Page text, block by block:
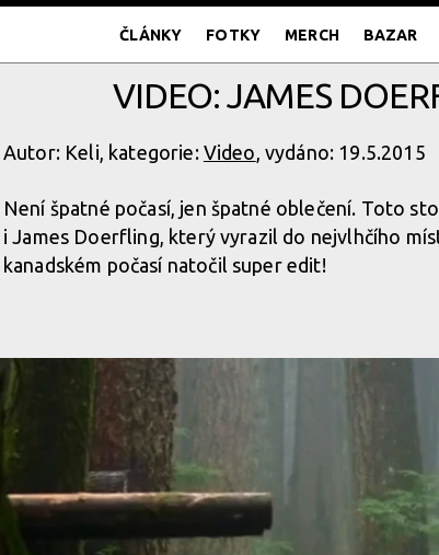
ČLÁNKY FOTKY MERCH BAZAR
VIDEO: JAMES
Autor: Keli, kategorie: Video, vydáno: 19.5.2015
Není špatné počasí, jen špatné oblečení. Toto
i James Doerfling, který vyrazil do nejvlhčího
kanadském počasí natočil super edit!